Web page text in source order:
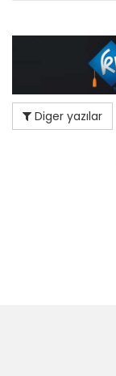
Diger yazılar